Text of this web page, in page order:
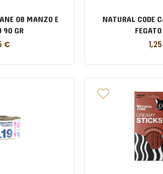
08 MANZO E
90 GR
€
NATURAL CODE
1,25